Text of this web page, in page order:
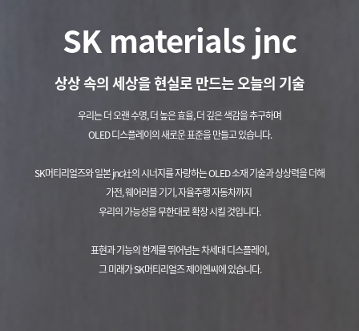
SK materials jnc
상상 속의 세상을 현실로 만드는 오늘의 기술
우리는 더 오랜 수명, 더 높은 효율, 더 깊은 색감을 추구하며
OLED 디스플레이의 새로운 표준을 만들고 있습니다.
SK머티리얼즈와 일본 jnc社의 시너지를 자랑하는 OLED 소재 기술과 상상력을 더해
가전, 웨어러블 기기, 자율주행 자동차까지
우리의 가능성을 무한대로 확장 시킬 것입니다.
표현과 기능의 한계를 뛰어넘는 차세대 디스플레이,
그 미래가 SK머티리얼즈 제이엔씨에 있습니다.